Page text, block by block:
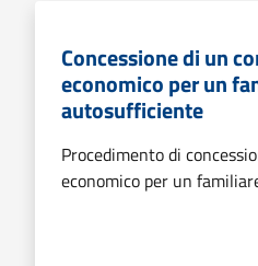
Concessione di un
economico per un
autosufficiente
Procedimento di
economico per un